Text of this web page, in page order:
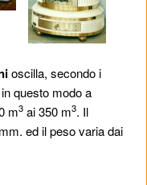
oscilla, secondo i
questo modo a
m3ai 350 m3. Il
ed il peso varia dai